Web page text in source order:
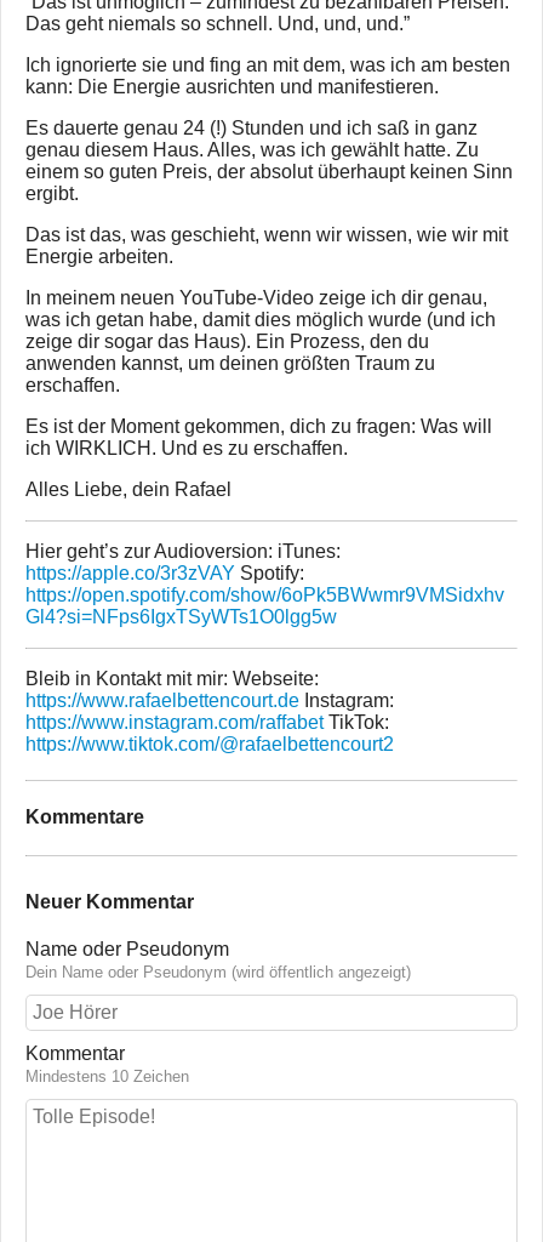
Das geht niemals so schnell. Und, und, und.”
Ich ignorierte sie und fing an mit dem, was ich am besten
kann: Die Energie ausrichten und manifestieren.
Es dauerte genau 24 (!) Stunden und ich saß in ganz
genau diesem Haus. Alles, was ich gewählt hatte. Zu
einem so guten Preis, der absolut überhaupt keinen Sinn
ergibt.
Das ist das, was geschieht, wenn wir wissen, wie wir mit
Energie arbeiten.
In meinem neuen YouTube-Video zeige ich dir genau,
was ich getan habe, damit dies möglich wurde (und ich
zeige dir sogar das Haus). Ein Prozess, den du
anwenden kannst, um deinen größten Traum zu
erschaffen.
Es ist der Moment gekommen, dich zu fragen: Was will
ich WIRKLICH. Und es zu erschaffen.
Alles Liebe, dein Rafael
Hier geht’s zur Audioversion: iTunes:
https://apple.co/3r3zVAY Spotify:
https://open.spotify.com/show/6oPk5BWwmr9VMSidxhv
Gl4?si=NFps6IgxTSyWTs1O0lgg5w
Bleib in Kontakt mit mir: Webseite:
https://www.rafaelbettencourt.de Instagram:
https://www.instagram.com/raffabetTikTok:
https://www.tiktok.com/@rafaelbettencourt2
Kommentare
Neuer Kommentar
Name oder Pseudonym
Dein Name oder Pseudonym (wird öffentlich angezeigt)
Kommentar
Mindestens 10 Zeichen